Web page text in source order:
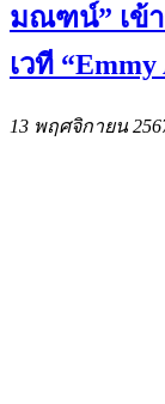
มณฑน์” เข้า
เวที “Emmy
13 พฤศจิกายน